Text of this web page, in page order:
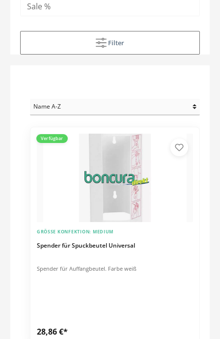
Sale %
Filter
Verfügbar
Spender für Spuckbeutel Universal
GRÖSSE KONFEKTION: MEDIUM
Spender für Auffangbeutel. Farbe weiß
28,86 €*